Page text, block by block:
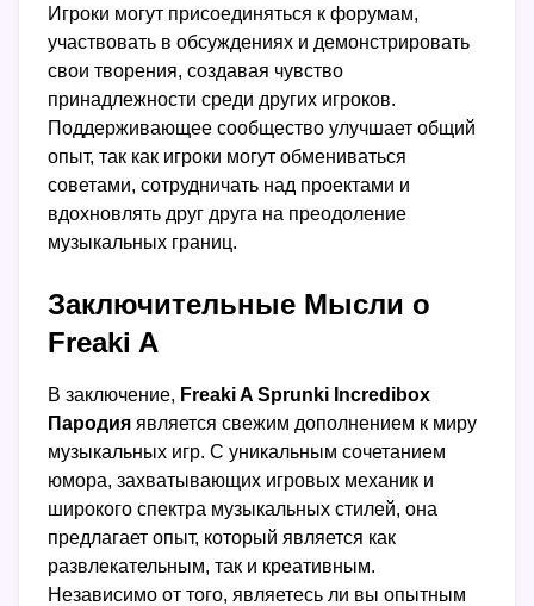
Игроки могут присоединяться к форумам,
участвовать в обсуждениях и демонстрировать
свои творения, создавая чувство
принадлежности среди других игроков.
Поддерживающее сообщество улучшает общий
опыт, так как игроки могут обмениваться
советами, сотрудничать над проектами и
вдохновлять друг друга на преодоление
музыкальных границ.
Заключительные Мысли о
Freaki A
В заключение, Freaki A Sprunki Incredibox
Пародия является свежим дополнением к миру
музыкальных игр. С уникальным сочетанием
юмора, захватывающих игровых механик и
широкого спектра музыкальных стилей, она
предлагает опыт, который является как
развлекательным, так и креативным.
Независимо от того, являетесь ли вы опытным